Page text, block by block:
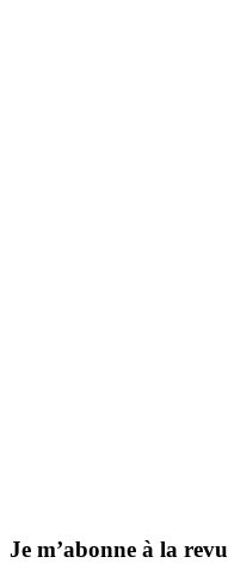
Je m’abonne à la